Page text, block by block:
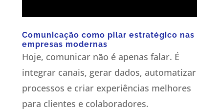
Comunicação como pilar estratégico nas
empresas modernas
Hoje, comunicar não é apenas falar. É
integrar canais, gerar dados, automatizar
processos e criar experiências melhores
para clientes e colaboradores.